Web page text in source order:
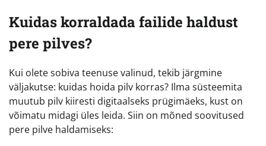
Kuidas korraldada failide haldust
pere pilves?
Kui olete sobiva teenuse valinud, tekib järgmine
väljakutse: kuidas hoida pilv korras? Ilma süsteemita
muutub pilv kiiresti digitaalseks prügimäeks, kust on
võimatu midagi üles leida. Siin on mõned soovitused
pere pilve haldamiseks: